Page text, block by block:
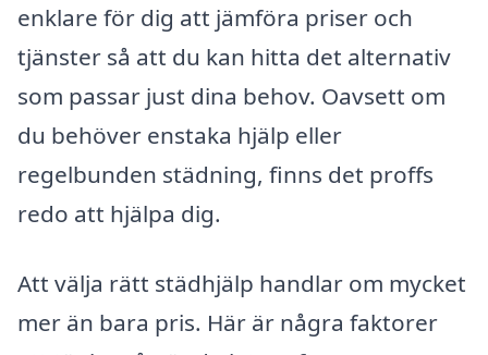
enklare för dig att jämföra priser och
tjänster så att du kan hitta det alternativ
som passar just dina behov. Oavsett om
du behöver enstaka hjälp eller
regelbunden städning, finns det proffs
redo att hjälpa dig.
Att välja rätt städhjälp handlar om mycket
mer än bara pris. Här är några faktorer